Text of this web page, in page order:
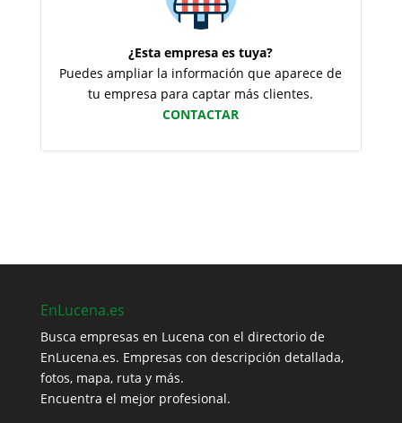
¿Esta empresa es tuya?
Puedes ampliar la información que aparece de
tu empresa para captar más clientes.
CONTACTAR
EnLucena.es
Busca empresas en Lucena con el directorio de
EnLucena.es. Empresas con descripción detallada,
fotos, mapa, ruta y más.
Encuentra el mejor profesional.